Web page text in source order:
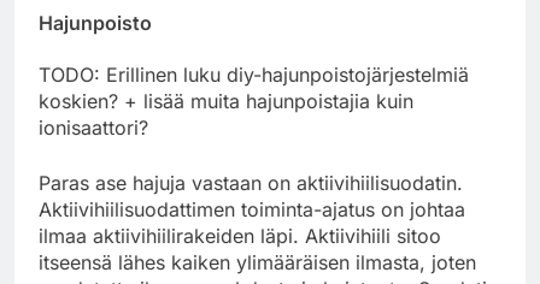
Hajunpoisto
TODO: Erillinen luku diy-hajunpoistojärjestelmiä
koskien? + lisää muita hajunpoistajia kuin
ionisaattori?
Paras ase hajuja vastaan on aktiivihiilisuodatin.
Aktiivihiilisuodattimen toiminta-ajatus on johtaa
ilmaa aktiivihiilirakeiden läpi. Aktiivihiili sitoo
itseensä lähes kaiken ylimääräisen ilmasta, joten